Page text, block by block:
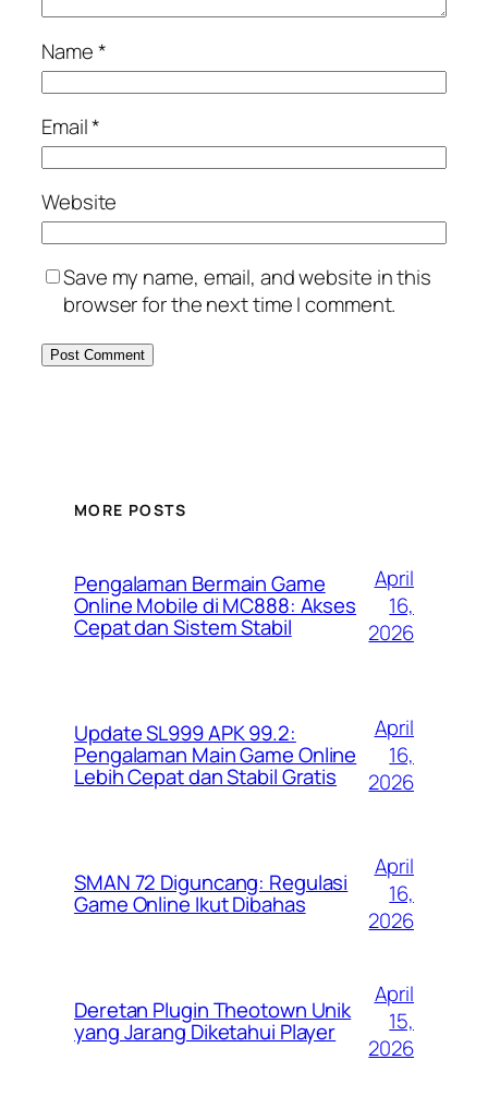
Name*
Email*
Website
Save my name, email, and website in this
browser for the next time I comment.
MORE POSTS
Pengalaman Bermain Game
Online Mobile di MC888: Akses
Cepat dan Sistem Stabil
April
16,
2026
Update SL999 APK 99.2:
Pengalaman Main Game Online
Lebih Cepat dan Stabil Gratis
April
16,
2026
SMAN 72 Diguncang: Regulasi
Game Online Ikut Dibahas
April
16,
2026
Deretan Plugin Theotown Unik
yang Jarang Diketahui Player
April
15,
2026